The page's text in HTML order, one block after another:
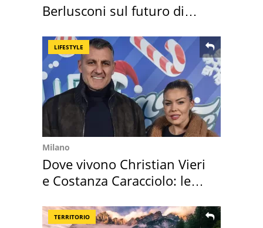
Berlusconi sul futuro di
LIFESTYLE
Milano
Dove vivono Christian Vieri
e Costanza Caracciolo: le
TERRITORIO